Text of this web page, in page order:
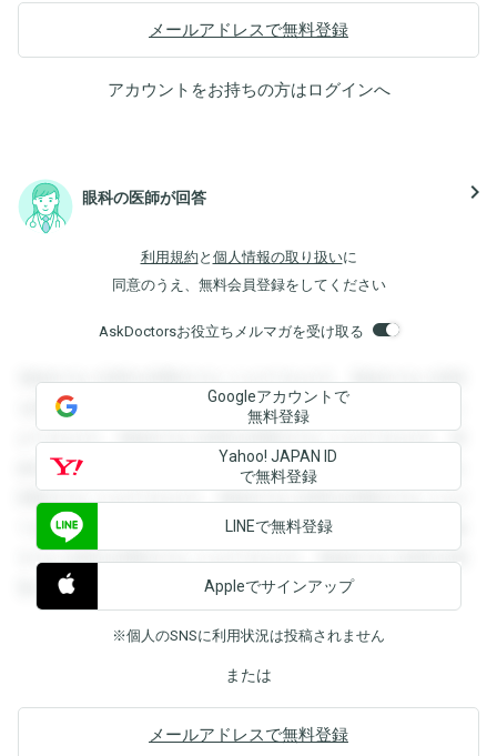
メールアドレスで無料登録
アカウントをお持ちの方はログインへ
眼科の医師が回答 navigate_next
利用規約 と 個人情報の取り扱いに
同意のうえ、無料会員登録をしてください
AskDoctorsお役立ちメルマガを受け取る
登録すると回答を閲覧することができます。登録すると回答
を閲覧することができます。登録すると回答を閲覧すること
ができます。登録すると回答を閲覧することができます。登
録すると回答を閲覧することができます。登録すると回答を
閲覧することができます。登録すると回答を閲覧することが
できます。登録すると回答を閲覧することができます。登録
すると回答を閲覧することができます。登録すると回答を閲
覧することができます。
Googleアカウントで
無料登録
Yahoo! JAPAN ID
で無料登録
LINEで無料登録
Appleでサインアップ
※個人のSNSに利用状況は投稿されません
または
メールアドレスで無料登録